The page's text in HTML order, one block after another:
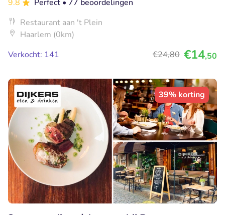
9.8 Perfect • 77 beoordelingen
Restaurant aan 't Plein
Haarlem (0km)
Verkocht: 141
€24,80 €14,50
39% korting